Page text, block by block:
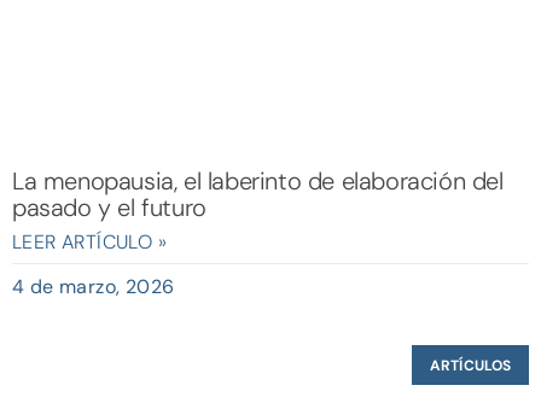
La menopausia, el laberinto de elaboración del
pasado y el futuro
LEER ARTÍCULO »
4 de marzo, 2026
ARTÍCULOS